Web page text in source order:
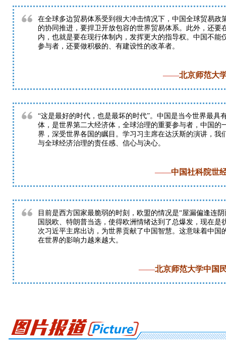
在全球多边贸易体系受到很大冲击情况下，中国全球贸易政
的协同推进，要捍卫开放包容的世界贸易体系。此外，还要
内，也就是要在现行体制内，发挥更大的指导权。中国不能
参与者，还要做积极的、有建设性的改革者。
——北京师范大
“这是最好的时代，也是最坏的时代”。中国是当今世界最具
体，是世界第二大经济体，全球治理的重要参与者，中国的
界，深受世界各国的瞩目。学习习主席在达沃斯的演讲，我
与全球经济治理的责任感、信心与决心。
——中国社科院世
目前是西方国家最脆弱的时刻，欧盟的情况是“屋漏偏逢连
国脱欧、特朗普当选，使得欧洲情绪达到了总爆发，现在是
次习近平主席出访，为世界贡献了中国智慧。这意味着中国
在世界的影响力越来越大。
——北京师范大学中国